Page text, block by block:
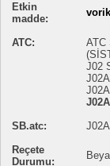
Etkin
madde:
ATC:
ATC
J02
SB.atc:
Reçete
Durumu: